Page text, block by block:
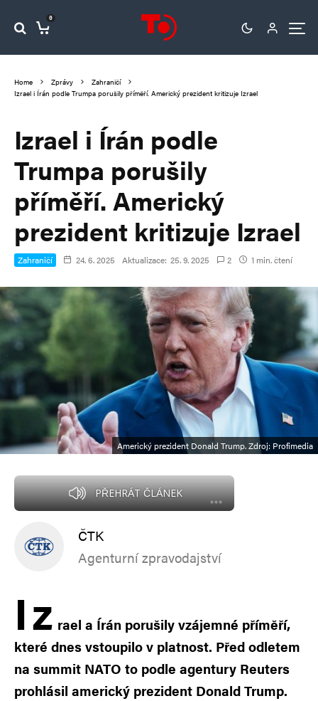
0
Home Zprávy
Zahraničí
Izrael i Írán podle Trumpa porušily příměří. Americký prezident kritizuje Izrael
Izrael i Írán podle
Trumpa porušily
příměří. Americký
prezident kritizuje Izrael
Zahraničí 24. 6. 2025 Aktualizace: 25. 9. 2025 2 1 min. čtení
Americký prezident Donald Trump. Zdroj: Profimedia
PŘEHRÁT ČLÁNEK
ČTK
Agenturní zpravodajství
Iz rael a Írán porušily vzájemné příměří,
které dnes vstoupilo v platnost. Před odletem
na summit NATO to podle agentury Reuters
prohlásil americký prezident Donald Trump.